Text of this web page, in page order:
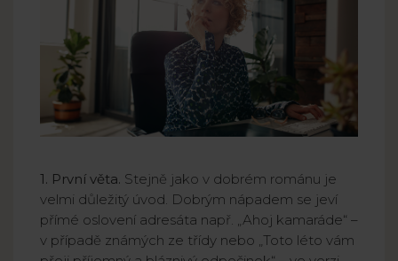
1. První věta. Stejně jako v dobrém románu je
velmi důležitý úvod. Dobrým nápadem se jeví
přímé oslovení adresáta např. „Ahoj kamaráde“ –
v případě známých ze třídy nebo „Toto léto vám